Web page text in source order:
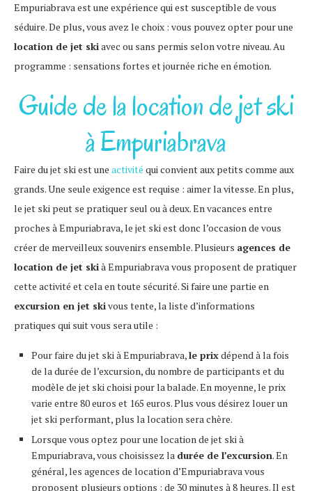
Empuriabrava est une expérience qui est susceptible de vous
séduire. De plus, vous avez le choix : vous pouvez opter pour une
location de jet skiavec ou sans permis selon votre niveau. Au
programme : sensations fortes et journée riche en émotion.
Guide de la location de jet ski
à Empuriabrava
Faire du jet ski est une activité qui convient aux petits comme aux
grands. Une seule exigence est requise : aimer la vitesse. En plus,
le jet ski peut se pratiquer seul ou à deux. En vacances entre
proches à Empuriabrava, le jet ski est donc l’occasion de vous
créer de merveilleux souvenirs ensemble. Plusieurs agences de
location de jet skià Empuriabrava vous proposent de pratiquer
cette activité et cela en toute sécurité. Si faire une partie en
excursion en jet skivous tente, la liste d’informations
pratiques qui suit vous sera utile :
Pour faire du jet ski à Empuriabrava,le prixdépend à la fois
de la durée de l’excursion, du nombre de participants et du
modèle de jet ski choisi pour la balade. En moyenne, le prix
varie entre 80 euros et 165 euros. Plus vous désirez louer un
jet ski performant, plus la location sera chère.
Lorsque vous optez pour une location de jet ski à
Empuriabrava, vous choisissez la durée de l’excursion. En
général, les agences de location d’Empuriabrava vous
proposent plusieurs options : de 30 minutes à 8 heures. Il est